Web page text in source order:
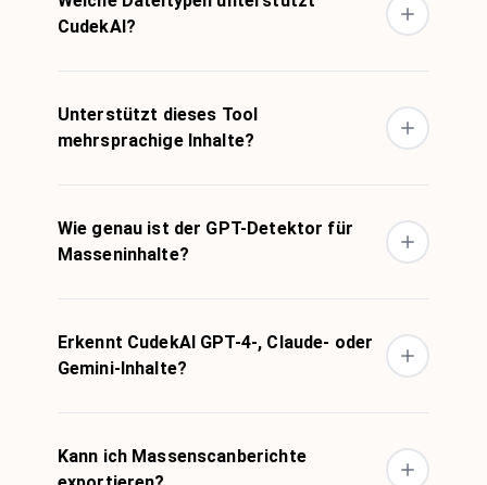
CudekAI?
Unterstützt dieses Tool
mehrsprachige Inhalte?
Wie genau ist der GPT-Detektor für
Masseninhalte?
Erkennt CudekAI GPT-4-, Claude- oder
Gemini-Inhalte?
Kann ich Massenscanberichte